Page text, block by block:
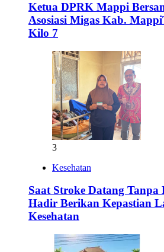
Ketua DPRK Mappi
Asosiasi Migas Kab.
Kilo 7
3
Kesehatan
Saat Stroke Datang
Hadir Berikan Kepastian
Kesehatan